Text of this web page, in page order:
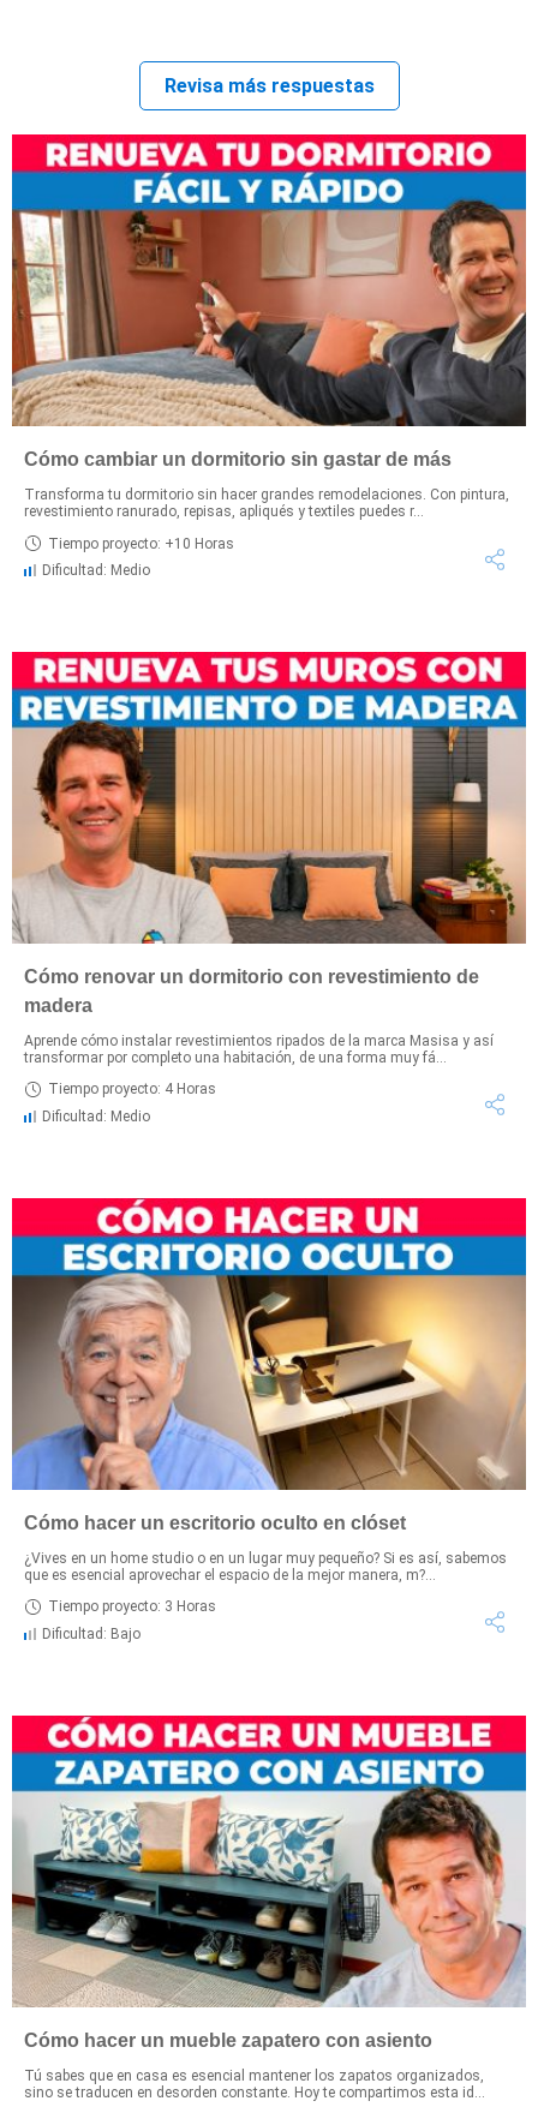
Revisa más respuestas
Cómo cambiar un dormitorio sin gastar de más
Transforma tu dormitorio sin hacer grandes remodelaciones. Con pintura,
revestimiento ranurado, repisas, apliqués y textiles puedes r...
Tiempo proyecto: +10 Horas
Dificultad: Medio
Cómo renovar un dormitorio con revestimiento de
madera
Aprende cómo instalar revestimientos ripados de la marca Masisa y así
transformar por completo una habitación, de una forma muy fá...
Tiempo proyecto: 4 Horas
Dificultad: Medio
Cómo hacer un escritorio oculto en clóset
¿Vives en un home studio o en un lugar muy pequeño? Si es así, sabemos
que es esencial aprovechar el espacio de la mejor manera, m?...
Tiempo proyecto: 3 Horas
Dificultad: Bajo
Cómo hacer un mueble zapatero con asiento
Tú sabes que en casa es esencial mantener los zapatos organizados,
sino se traducen en desorden constante. Hoy te compartimos esta id...